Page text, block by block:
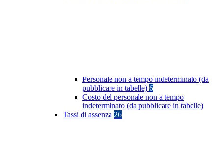
Personale non a tempo indeterminato (da
pubblicare in tabelle) 6
Costo del personale non a tempo
indeterminato (da pubblicare in tabelle)
Tassi di assenza 26